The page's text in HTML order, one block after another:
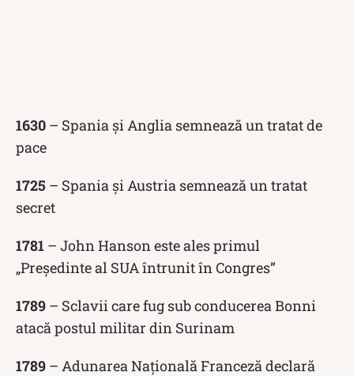
1630 – Spania și Anglia semnează un tratat de
pace
1725 – Spania și Austria semnează un tratat
secret
1781 – John Hanson este ales primul
„Președinte al SUA întrunit în Congres”
1789 – Sclavii care fug sub conducerea Bonni
atacă postul militar din Surinam
1789 – Adunarea Națională Franceză declară